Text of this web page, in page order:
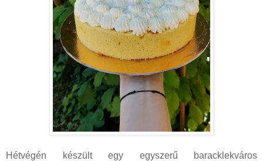
Hétvégén készült egy egyszerű baracklekváros